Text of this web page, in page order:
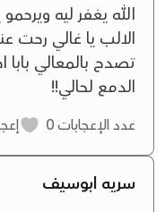
الله يغفر ليه
الالب يا غالي رحت
تصدح بالمعالي
الدمع لحالي!!
عدد الإعجابات
سريه ابوسيف